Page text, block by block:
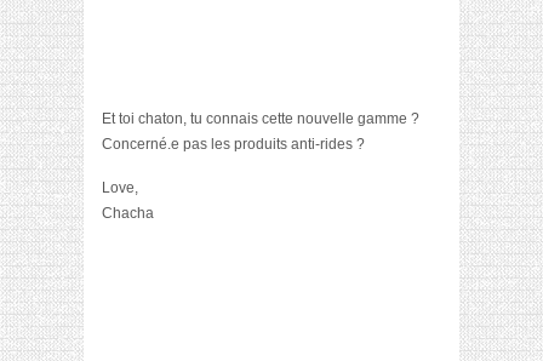
Et toi chaton, tu connais cette nouvelle gamme ?
Concerné.e pas les produits anti-rides ?
Love,
Chacha